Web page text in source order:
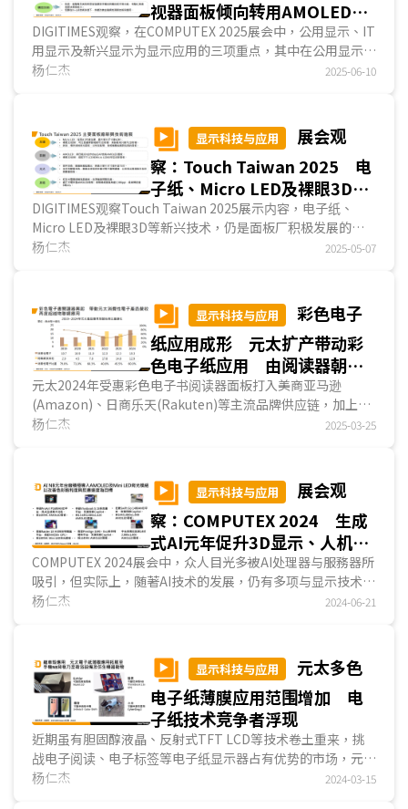
视器面板倾向转用AMOLED
臺厂固守新兴显示技术
DIGITIMES观察，在COMPUTEX 2025展会中，公用显示、IT
用显示及新兴显示为显示应用的三项重点，其中在公用显示方
面，电子纸、Micro LED与透明显示为三大亮点，...
杨仁杰 2025-06-10
显示科技与应用
展会观
察：Touch Taiwan 2025 电
子纸、Micro LED及裸眼3D等
新兴技术为面板厂展示重点
DIGITIMES观察Touch Taiwan 2025展示内容，电子纸、
Micro LED及裸眼3D等新兴技术，仍是面板厂积极发展的重
点，其中电子纸显示器发展著重尺吋提升、适用温度范围...
杨仁杰 2025-05-07
显示科技与应用
彩色电子
纸应用成形 元太扩产带动彩
色电子纸应用 由阅读器朝大
型看板延伸
元太2024年受惠彩色电子书阅读器面板打入美商亚马逊
(Amazon)、日商乐天(Rakuten)等主流品牌供应链，加上电
子标签产品技术更新完成，营收与营业利益皆为史上第二高。
杨仁杰 2025-03-25
显示科技与应用
展会观
察：COMPUTEX 2024 生成
式AI元年促升3D显示、人机互
动及影像傳感需求
COMPUTEX 2024展会中，众人目光多被AI处理器与服務器所
吸引，但实际上，随著AI技术的发展，仍有多项与显示技术相
关的应用可望有较先前更大幅度进展，例如裸眼3D技...
杨仁杰 2024-06-21
显示科技与应用
元太多色
电子纸薄膜应用范围增加 电
子纸技术竞争者浮现
近期虽有胆固醇液晶、反射式TFT LCD等技术卷土重来，挑
战电子阅读、电子标签等电子纸显示器占有优势的市场，元太
仍是类电子纸显示器产业最有力的厂商。现阶段胆固醇...
杨仁杰 2024-03-15